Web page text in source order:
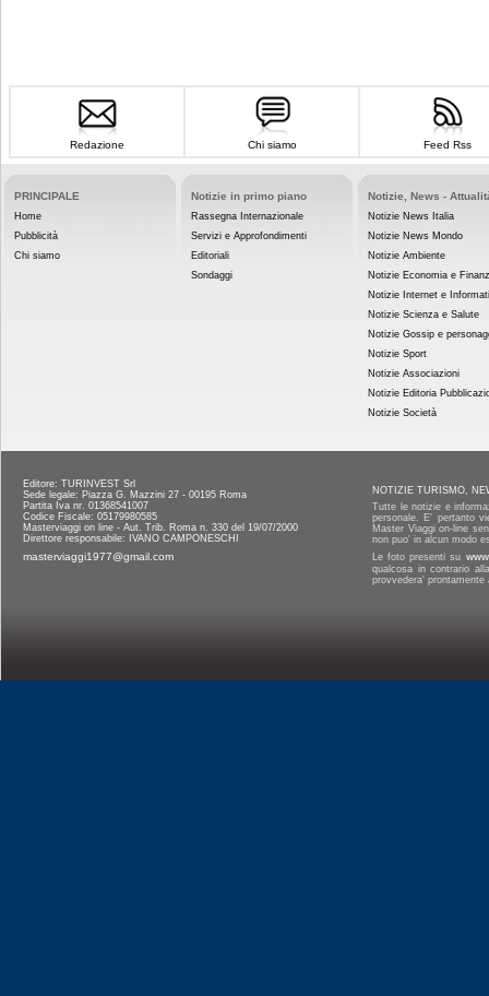
Redazione Chi siamo Feed Rss
PRINCIPALE
Home
Pubblicità
Chi siamo
Notizie in primo piano
Rassegna Internazionale
Servizi e Approfondimenti
Editoriali
Sondaggi
Notizie, News -
Notizie News Italia
Notizie News Mondo
Notizie Ambiente
Notizie Economia e
Notizie Internet e
Notizie Scienza e Salute
Notizie Gossip e
Notizie Sport
Notizie Associazioni
Notizie Editoria
Notizie Società
Editore: TURINVEST Srl
Sede legale: Piazza G. Mazzini 27 - 00195 Roma
Partita Iva nr. 01368541007
Codice Fiscale: 05179980585
Masterviaggi on line - Aut. Trib. Roma n. 330 del 19/07/2000
Direttore responsabile: IVANO CAMPONESCHI
masterviaggi1977@gmail.com
NOTIZIE TURISMO,
Tutte le notizie e
personale. E' pertanto
Master Viaggi on-line
non puo' in alcun modo
Le foto presenti su
qualcosa in contrario
provvedera'